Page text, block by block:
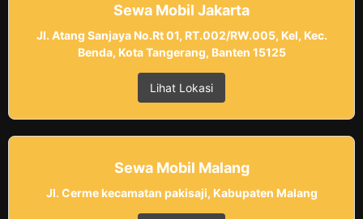
Sewa Mobil Jakarta
Jl. Atang Sanjaya No.Rt 01, RT.002/RW.005, Kel, Kec.
Benda, Kota Tangerang, Banten 15125
Lihat Lokasi
Sewa Mobil Malang
Jl. Cerme kecamatan pakisaji, Kabupaten Malang